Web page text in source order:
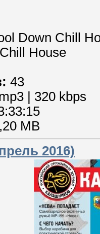
Down Chill
House
43
| 320 kbps
MB
2016)